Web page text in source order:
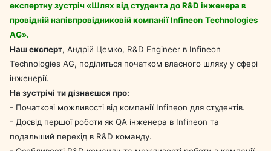
експертну зустріч «Шлях від студента доR&D інженера в
провідній напівпровідниковій компаніїInfineon Technologies
AG».
Наш експерт, Андрій Цемко, R&D Engineer в Infineon
Technologies AG, поділиться початком власного шляху у сфері
інженерії.
На зустрічі ти дізнаєшся про:
- Початкові можливості від компанії Infineon для студентів.
- Досвід першої роботи як QA інженера в Infineon та
подальший перехід в R&D команду.